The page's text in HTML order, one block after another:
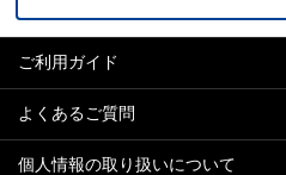
ご利用ガイド
よくあるご質問
個人情報の取り扱いについて